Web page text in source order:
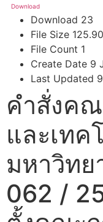
Download
Download 23
File Size
File Count 1
Create Date 9
Last Updated
คำสั่งค
และเทค
มหาวิท
062 /